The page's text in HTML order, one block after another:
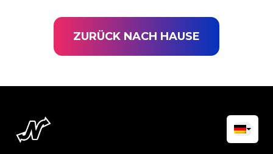
ZURÜCK NACH HAUSE